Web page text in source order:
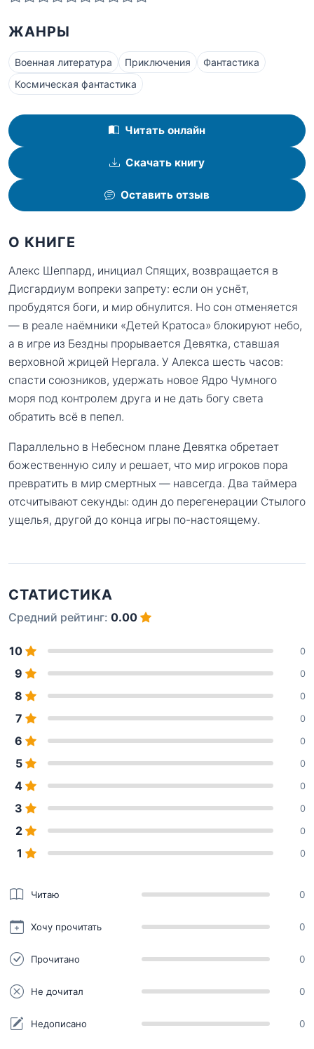
ЖАНРЫ
Военная литература Приключения
Фантастика
Космическая фантастика
Читать онлайн
Скачать книгу
Оставить отзыв
О КНИГЕ
Алекс Шеппард, инициал Спящих, возвращается в
Дисгардиум вопреки запрету: если он уснёт,
пробудятся боги, и мир обнулится. Но сон отменяется
— в реале наёмники «Детей Кратоса» блокируют небо,
а в игре из Бездны прорывается Девятка, ставшая
верховной жрицей Нергала. У Алекса шесть часов:
спасти союзников, удержать новое Ядро Чумного
моря под контролем друга и не дать богу света
обратить всё в пепел.
Параллельно в Небесном плане Девятка обретает
божественную силу и решает, что мир игроков пора
превратить в мир смертных — навсегда. Два таймера
отсчитывают секунды: один до перегенерации Стылого
ущелья, другой до конца игры по-настоящему.
СТАТИСТИКА
Средний рейтинг: 0.00
10 0
9 0
8 0
7 0
6 0
5 0
4 0
3 0
2 0
1 0
Читаю 0
Хочу прочитать 0
Прочитано 0
Не дочитал 0
Недописано 0